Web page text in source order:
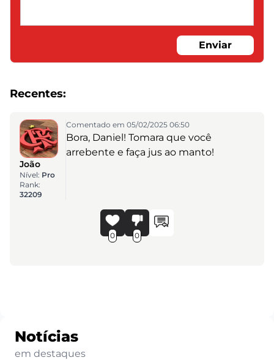
Enviar
Recentes:
João
Nível: Pro
Rank:
32209
Comentado em 05/02/2025 06:50
Bora, Daniel! Tomara que você
arrebente e faça jus ao manto!
0 0
Notícias
em destaques